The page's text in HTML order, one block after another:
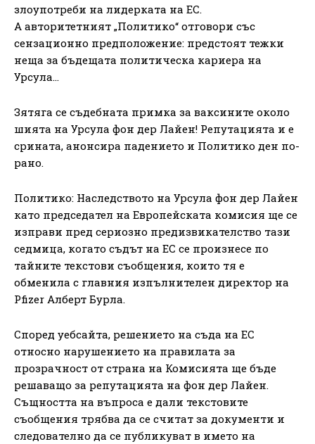
злоупотреби на лидерката на ЕС.
А авторитетният „Политико“ отговори със
сензационно предположение: предстоят тежки
неща за бъдещата политическа кариера на
Урсула…
Зятяга се съдебната примка за ваксините около
шията на Урсула фон дер Лайен! Репутацията и е
срината, анонсира падението и Политико ден по-
рано.
Политико: Наследството на Урсула фон дер Лайен
като председател на Европейската комисия ще се
изправи пред сериозно предизвикателство тази
седмица, когато съдът на ЕС се произнесе по
тайните текстови съобщения, които тя е
обменила с главния изпълнителен директор на
Pfizer Алберт Бурла.
Според уебсайта, решението на съда на ЕС
относно нарушението на правилата за
прозрачност от страна на Комисията ще бъде
решаващо за репутацията на фон дер Лайен.
Същността на въпроса е дали текстовите
съобщения трябва да се считат за документи и
следователно да се публикуват в името на